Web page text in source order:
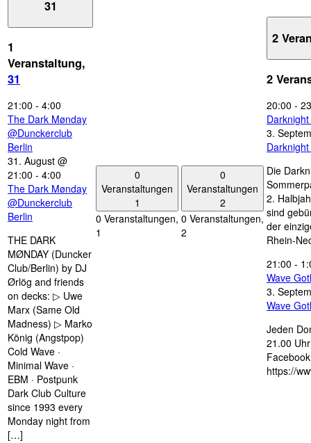
31
1
Veranstaltung,
31
21:00 - 4:00
The Dark Mønday
@Dunckerclub
Berlin
31. August @
21:00 - 4:00
The Dark Mønday
@Dunckerclub
Berlin
THE DARK
MØNDAY (Duncker
Club/Berlin) by DJ
Ørlög and friends
on decks: ▷ Uwe
Marx (Same Old
Madness) ▷ Marko
König (Angstpop)
Cold Wave ·
Minimal Wave ·
EBM · Postpunk
Dark Club Culture
since 1993 every
Monday night from
[…]
0
Veranstaltungen
1
0 Veranstaltungen,
1
0
Veranstaltungen
2
0 Veranstaltungen,
2
2
2
20:00 -
3.
Die
2.
sind
der
Rhein-
21:00 -
Wave
3.
Wave
Jeden
21.00
https://